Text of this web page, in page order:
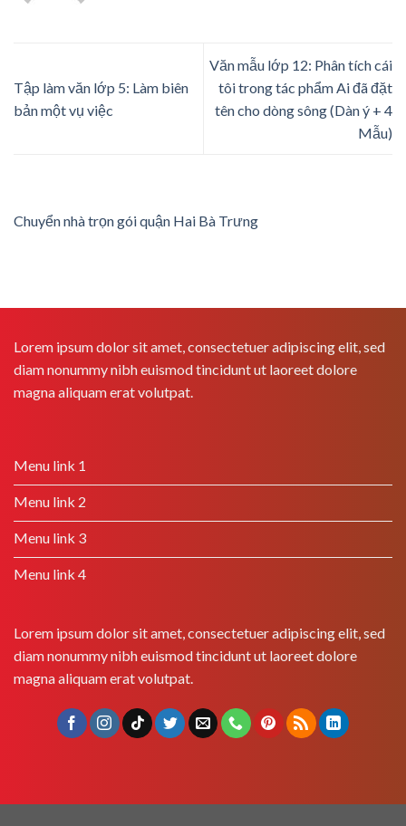
Tập làm văn lớp 5: Làm biên
bản một vụ việc
Văn mẫu lớp 12: Phân tích cái
tôi trong tác phẩm Ai đã đặt
tên cho dòng sông (Dàn ý + 4
Mẫu)
Chuyển nhà trọn gói quận Hai Bà Trưng
Lorem ipsum dolor sit amet, consectetuer adipiscing elit, sed
diam nonummy nibh euismod tincidunt ut laoreet dolore
magna aliquam erat volutpat.
Menu link 1
Menu link 2
Menu link 3
Menu link 4
Lorem ipsum dolor sit amet, consectetuer adipiscing elit, sed
diam nonummy nibh euismod tincidunt ut laoreet dolore
magna aliquam erat volutpat.